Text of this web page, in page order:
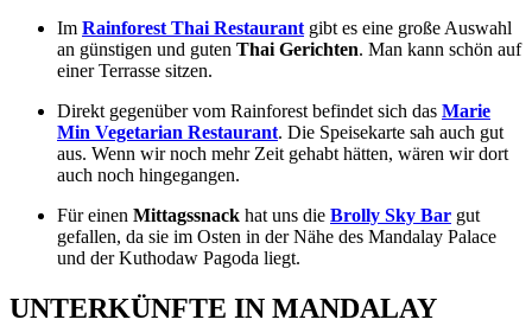
Im Rainforest Thai Restaurant gibt es eine große Auswahl
an günstigen und guten Thai Gerichten. Man kann schön auf
einer Terrasse sitzen.
Direkt gegenüber vom Rainforest befindet sich das Marie
Min Vegetarian Restaurant. Die Speisekarte sah auch gut
aus. Wenn wir noch mehr Zeit gehabt hätten, wären wir dort
auch noch hingegangen.
Für einen Mittagssnack hat uns die Brolly Sky Bar gut
gefallen, da sie im Osten in der Nähe des Mandalay Palace
und der Kuthodaw Pagoda liegt.
UNTERKÜNFTE IN MANDALAY